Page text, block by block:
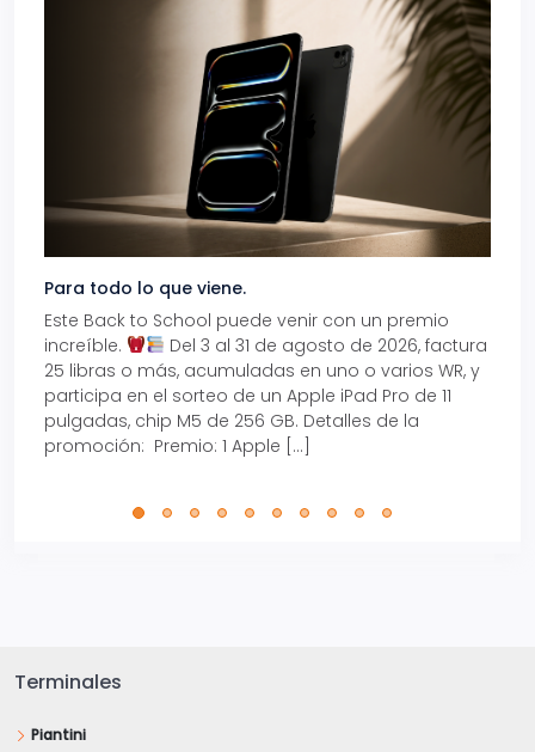
Para todo lo que viene.
Este Back to School puede venir con un premio
increíble.
Del 3 al 31 de agosto de 2026, factura
25 libras o más, acumuladas en uno o varios WR, y
participa en el sorteo de un Apple iPad Pro de 11
pulgadas, chip M5 de 256 GB. Detalles de la
promoción: Premio: 1 Apple […]
Terminales
Piantini